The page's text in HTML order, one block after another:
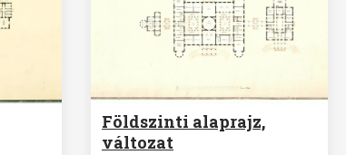
Földszinti alaprajz,
változat